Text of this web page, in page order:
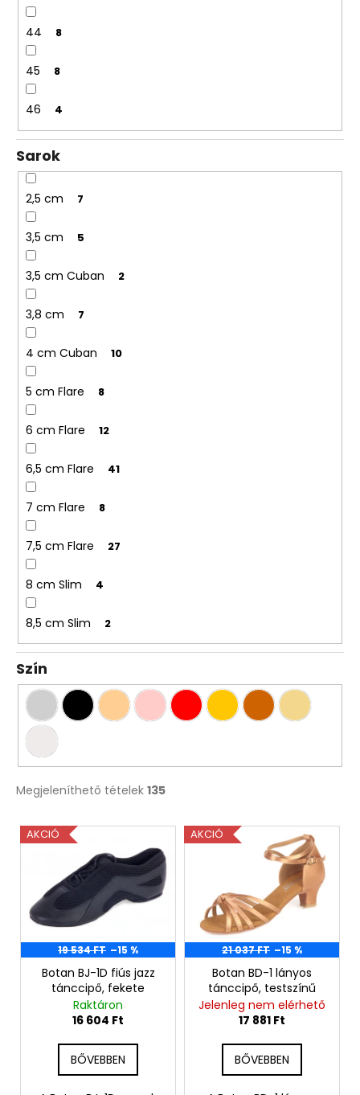
44 8
45 8
46 4
Sarok
2,5 cm 7
3,5 cm 5
3,5 cm Cuban 2
3,8 cm 7
4 cm Cuban 10
5 cm Flare 8
6 cm Flare 12
6,5 cm Flare 41
7 cm Flare 8
7,5 cm Flare 27
8 cm Slim 4
8,5 cm Slim 2
Szín
Megjeleníthető tételek 135
T
e
k
e
AKCIÓ
19 534 FT –15 %
Botan BJ-1D fiús jazz
tánccipő, fekete
Raktáron
16 604 Ft
BŐVEBBEN
AKCIÓ
21 037 FT –15 %
Botan BD-1 lányos
tánccipő, testszínű
Jelenleg nem elérhető
17 881 Ft
BŐVEBBEN